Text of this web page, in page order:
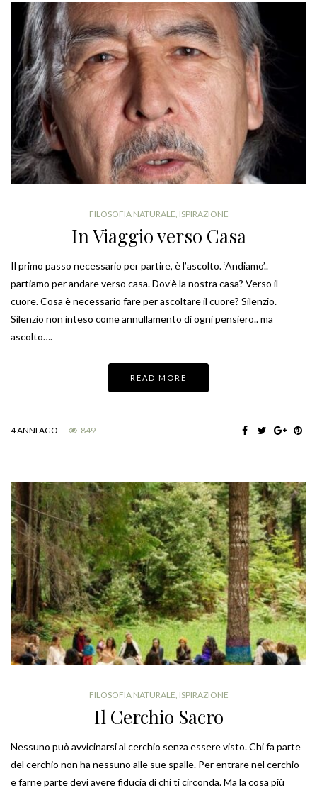
FILOSOFIA NATURALE, ISPIRAZIONE
In Viaggio verso Casa
Il primo passo necessario per partire, è l’ascolto. ‘Andiamo’..
partiamo per andare verso casa. Dov’è la nostra casa? Verso il
cuore. Cosa è necessario fare per ascoltare il cuore? Silenzio.
Silenzio non inteso come annullamento di ogni pensiero.. ma
ascolto….
READ MORE
4 ANNI AGO 849
FILOSOFIA NATURALE, ISPIRAZIONE
Il Cerchio Sacro
Nessuno può avvicinarsi al cerchio senza essere visto. Chi fa parte
del cerchio non ha nessuno alle sue spalle. Per entrare nel cerchio
e farne parte devi avere fiducia di chi ti circonda. Ma la cosa più